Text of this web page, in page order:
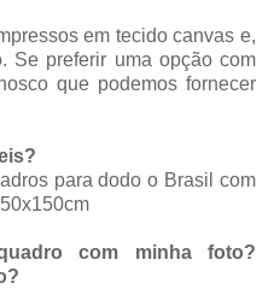
em tecido canvas e,
Se preferir uma opção com
que podemos fornecer
para dodo o Brasil com
com minha foto?